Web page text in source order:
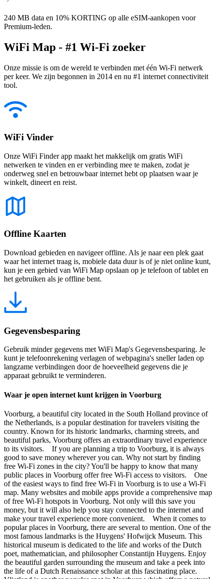
240 MB data en 10% KORTING op alle eSIM-aankopen voor
Premium-leden.
WiFi Map - #1 Wi-Fi zoeker
Onze missie is om de wereld te verbinden met één Wi-Fi netwerk
per keer. We zijn begonnen in 2014 en nu #1 internet connectiviteit
tool.
WiFi Vinder
Onze WiFi Finder app maakt het makkelijk om gratis WiFi
netwerken te vinden en er verbinding mee te maken, zodat je
onderweg snel en betrouwbaar internet hebt op plaatsen waar je
winkelt, dineert en reist.
Offline Kaarten
Download gebieden en navigeer offline. Als je naar een plek gaat
waar het internet traag is, mobiele data duur is of je niet online kunt,
kun je een gebied van WiFi Map opslaan op je telefoon of tablet en
het gebruiken als je offline bent.
Gegevensbesparing
Gebruik minder gegevens met WiFi Map's Gegevensbesparing. Je
kunt je telefoonrekening verlagen of webpagina's sneller laden op
langzame verbindingen door de hoeveelheid gegevens die je
apparaat gebruikt te verminderen.
Waar je open internet kunt krijgen in Voorburg
Voorburg, a beautiful city located in the South Holland province of
the Netherlands, is a popular destination for travelers visiting the
country. Known for its historic landmarks, charming streets, and
beautiful parks, Voorburg offers an extraordinary travel experience
to its visitors. If you are planning a trip to Voorburg, it is always
good to save money wherever you can. Why not start by finding
free Wi-Fi zones in the city? You'll be happy to know that many
public places in Voorburg offer free Wi-Fi access to visitors. One
of the easiest ways to find free Wi-Fi in Voorburg is to use a Wi-Fi
map. Many websites and mobile apps provide a comprehensive map
of free Wi-Fi hotspots in Voorburg. Not only will this save you
money, but it will also help you stay connected to the internet and
make your travel experience more convenient. When it comes to
popular places in Voorburg, there are several to mention. One of the
most famous landmarks is the Huygens' Hofwijck Museum. This
historical museum is dedicated to the life and works of the Dutch
poet, mathematician, and philosopher Constantijn Huygens. Enjoy
the beautiful garden surrounding the museum and take a peek into
the life of a Dutch Renaissance scholar at this fascinating place.